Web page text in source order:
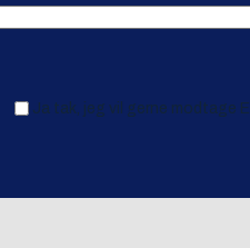
Ja tak, jeg vil gerne modtage